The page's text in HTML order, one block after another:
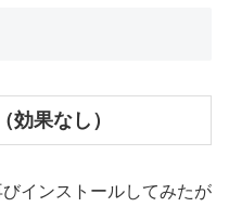
効果なし）
インストールしてみたが